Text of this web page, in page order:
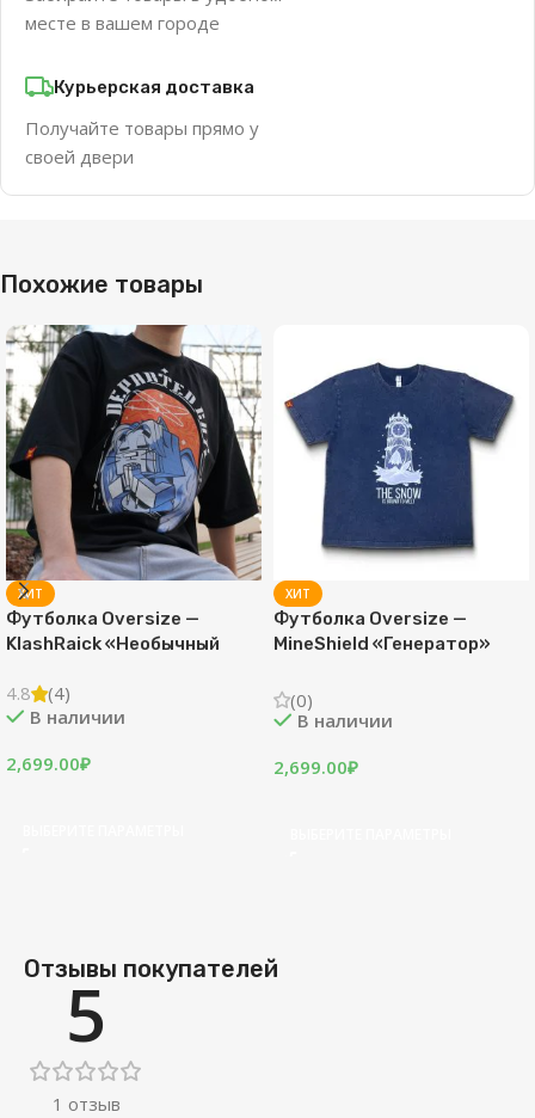
месте в вашем городе
Курьерская доставка
Получайте товары прямо у
своей двери
Похожие товары
ХИТ
Футболка Oversize —
KlashRaick «Необычный
4.8
(4)
В наличии
2,699.00₽
ХИТ
Футболка Oversize —
MineShield «Генератор»
(0)
В наличии
2,699.00₽
Отзывы покупателей
5
1 отзыв